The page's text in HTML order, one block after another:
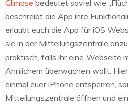
Glimpse bedeutet soviel wie
beschreibt die App ihre
erlaubt euch die App für iOS
sie in der Mitteilungszentrale
praktisch, falls ihr eine Webseite
Ähnlichem überwachen wollt.
einmal euer iPhone entsperren,
Mitteilungszentrale öffnen und